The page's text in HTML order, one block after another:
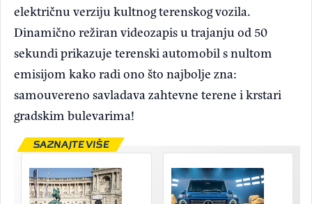
električnu verziju kultnog terenskog vozila.
Dinamično režiran videozapis u trajanju od 50
sekundi prikazuje terenski automobil s nultom
emisijom kako radi ono što najbolje zna:
samouvereno savladava zahtevne terene i krstari
gradskim bulevarima!
SAZNAJTE VIŠE